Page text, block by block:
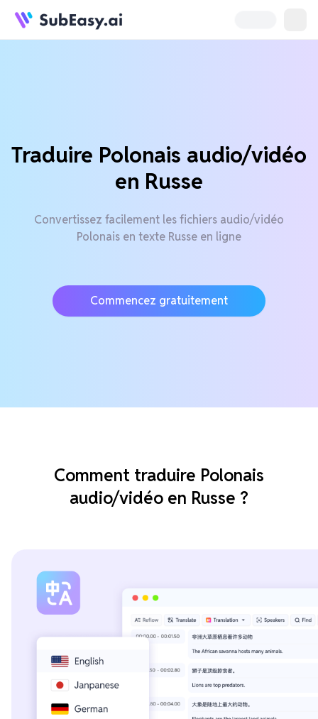
Traduire Polonais audio/vidéo
en Russe
Convertissez facilement les fichiers audio/vidéo
Polonais en texte Russe en ligne
Commencez gratuitement
Comment traduire Polonais
audio/vidéo en Russe ?